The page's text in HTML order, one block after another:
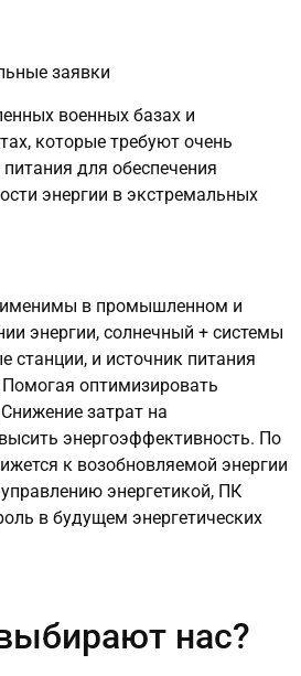
заявки
военных базах и
которые требуют очень
для обеспечения
энергии в экстремальных
в промышленном и
энергии, солнечный + системы
станции, и источник питания
оптимизировать
затрат на
энергоэффективность. По
к возобновляемой энергии
энергетикой, ПК
в будущем энергетических
нас?